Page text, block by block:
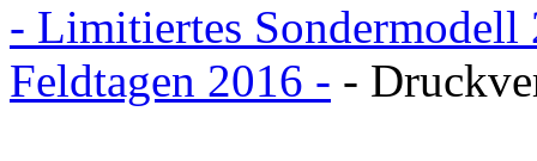
- Limitiertes Sondermodell
Feldtagen 2016 - -